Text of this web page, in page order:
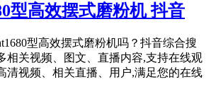
型高效摆式磨粉机 抖音
型高效摆式磨粉机吗？抖音综合搜
相关视频、图文、直播内容,支持在线观
清视频、相关直播、用户,满足您的在线